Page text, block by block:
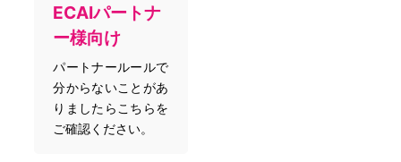
ECAIパートナ
ー様向け
パートナールールで
分からないことがあ
りましたらこちらを
ご確認ください。